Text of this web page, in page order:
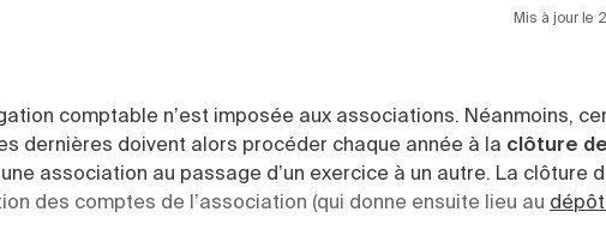
Mis à jour le
comptable n’est imposée aux associations. Néanmoins,
dernières doivent alors procéder chaque année à la clôture
association au passage d’un exercice à un autre. La clôture
des comptes de l’association (qui donne ensuite lieu au